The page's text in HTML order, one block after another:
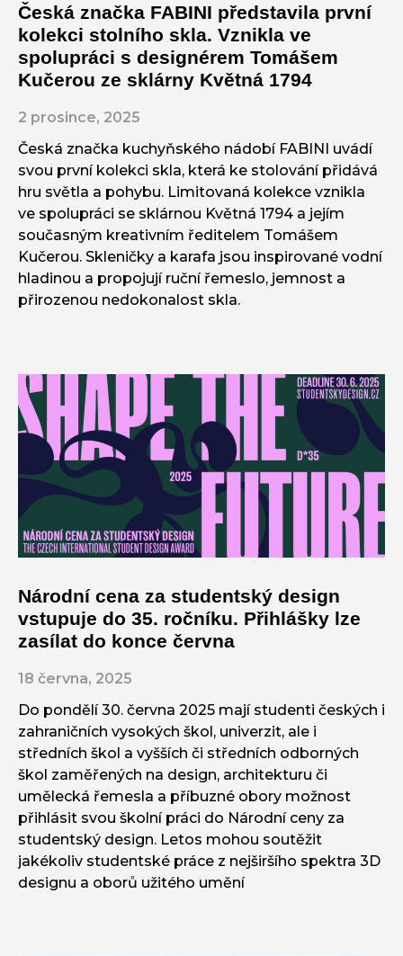
Česká značka FABINI představila první
kolekci stolního skla. Vznikla ve
spolupráci s designérem Tomášem
Kučerou ze sklárny Květná 1794
2 prosince, 2025
Česká značka kuchyňského nádobí FABINI uvádí
svou první kolekci skla, která ke stolování přidává
hru světla a pohybu. Limitovaná kolekce vznikla
ve spolupráci se sklárnou Květná 1794 a jejím
současným kreativním ředitelem Tomášem
Kučerou. Skleničky a karafa jsou inspirované vodní
hladinou a propojují ruční řemeslo, jemnost a
přirozenou nedokonalost skla.
Národní cena za studentský design
vstupuje do 35. ročníku. Přihlášky lze
zasílat do konce června
18 června, 2025
Do pondělí 30. června 2025 mají studenti českých i
zahraničních vysokých škol, univerzit, ale i
středních škol a vyšších či středních odborných
škol zaměřených na design, architekturu či
umělecká řemesla a příbuzné obory možnost
přihlásit svou školní práci do Národní ceny za
studentský design. Letos mohou soutěžit
jakékoliv studentské práce z nejširšího spektra 3D
designu a oborů užitého umění